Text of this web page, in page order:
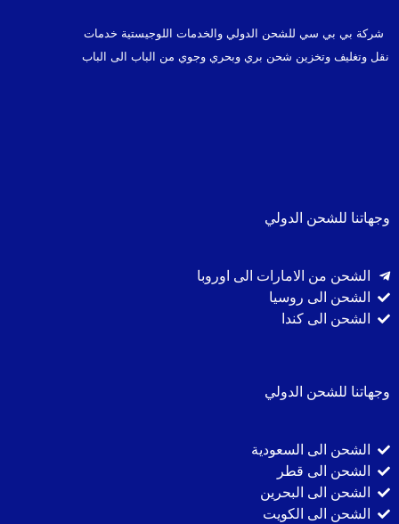
شركة بي بي سي للشحن الدولي والخدمات اللوجيستية خدمات
نقل وتغليف وتخزين شحن بري وبحري وجوي من الباب الى الباب
وجهاتنا للشحن الدولي
الشحن من الامارات الى اوروبا
الشحن الى روسيا
الشحن الى كندا
وجهاتنا للشحن الدولي
الشحن الى السعودية
الشحن الى قطر
الشحن الى البحرين
الشحن الى الكويت